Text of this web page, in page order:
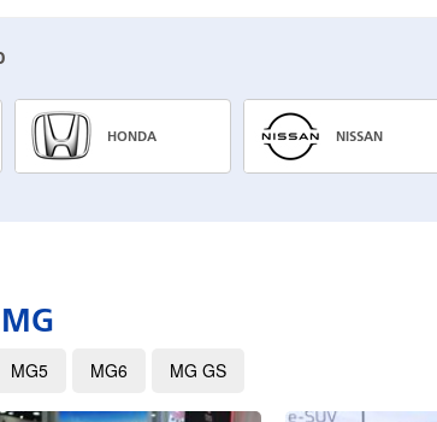
สถิติหวยไทย
หวยลาว
วัยรุ่น
ไอที
รถยนต์
HONDA NISSAN
MG5 MG6 MG GS